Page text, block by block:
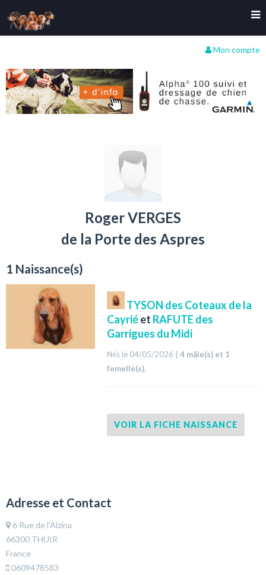
Mon compte
Roger VERGES
de la Porte des Aspres
1 Naissance(s)
TYSON des Coteaux de la
Cayriéet RAFUTE des
Garrigues du Midi
Nés le 04/05/2026 | 4 mâle(s) et 1
femelle(s).
VOIR LA FICHE NAISSANCE
Adresse et Contact
6 Rue de l'Alzina
66300 THUIR
France
0609478583